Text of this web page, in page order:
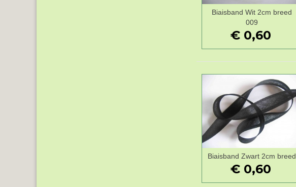
Wenslijst
Biaisband Wit 2cm breed
009
€ 0,60
Wenslijst
Biaisband Zwart 2cm breed
€ 0,60